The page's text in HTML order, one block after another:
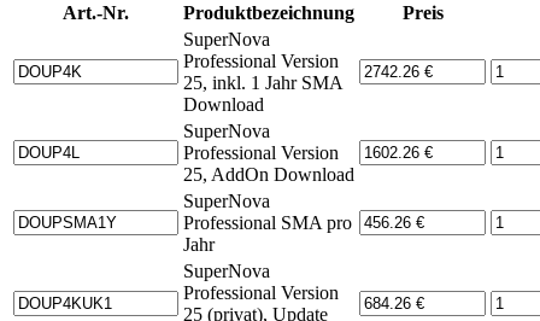
Art.-Nr.
Produktbezeichnung
Preis
SuperNova
Professional Version
25, inkl. 1 Jahr SMA
Download
SuperNova
Professional Version
25, AddOn Download
SuperNova
Professional SMA pro
Jahr
SuperNova
Professional Version
25 (privat), Update